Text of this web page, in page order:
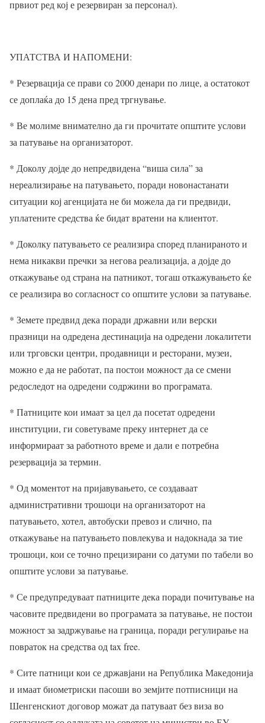
првиот ред кој е резервиран за персонал).
УПАТСТВА И НАПОМЕНИ:
* Резервација се прави со 2000 денари по лице, а остатокот
се доплаќа до 15 дена пред тргнување.
* Ве молиме внимателно да ги прочитате општите услови
за патување на организаторот.
* Доколу дојде до непредвидена “виша сила” за
нереализирање на патувањето, поради новонастанати
ситуации кој агенцијата не би можела да ги предвиди,
уплатените средства ќе бидат вратени на клиентот.
* Доколку патувањето се реализира според планираното и
нема никакви пречки за негова реализација, а дојде до
откажување од страна на патникот, тогаш откажувањето ќе
се реализира во согласност со општите услови за патување.
* Земете предвид дека поради државни или верски
празници на одредена дестинација на одредени локалитети
или трговски центри, продавници и ресторани, музеи,
можно е да не работат, па постои можност да се смени
редоследот на одредени содржини во програмата.
* Патниците кои имаат за цел да посетат одредени
институции, ги советуваме преку интернет да се
информираат за работното време и дали е потребна
резервација за термин.
* Од моментот на пријавувањето, се создаваат
административни трошоци на организаторот на
патувањето, хотел, автобуски превоз и слично, па
откажување на патувањето повлекува и надокнада за тие
трошоци, кои се точно прецизирани со датуми по табели во
општите услови за патување.
* Се предупредуваат патниците дека поради почитување на
часовите предвидени во програмата за патување, не постои
можност за задржување на граница, поради регулирање на
повраток на средства од tax free.
* Сите патници кои се државјани на Република Македонија
и имаат биометриски пасоши во земјите потписници на
Шенгенскиот договор можат да патуваат без виза во